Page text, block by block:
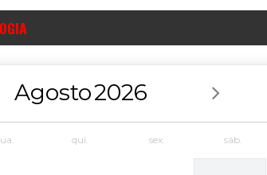
Agosto2026
qui. sex. sáb.